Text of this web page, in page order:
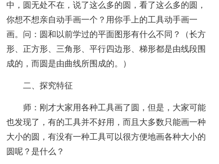
中，圆无处不在，说了这么多的圆，看了这么多的圆，
你想不想亲自动手画一个？用你手上的工具动手画一
画。问：圆和以前学过的平面图形有什么不同？（长方
形、正方形、三角形、平行四边形、梯形都是由线段围
成的，而圆是由曲线所围成的。）
二、探究特征
师：刚才大家用各种工具画了圆，但是，大家可能
也发现了，有的工具并不好用，而且大多数只能画一种
大小的圆，有没有一种工具可以很方便地画各种大小的
圆呢？是什么？